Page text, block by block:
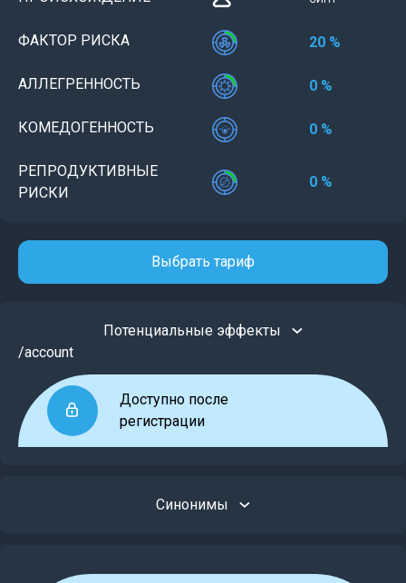
ФАКТОР РИСКА 20 %
АЛЛЕГРЕННОСТЬ 0 %
КОМЕДОГЕННОСТЬ 0 %
РЕПРОДУКТИВНЫЕ
РИСКИ
0 %
Выбрать тариф
Потенциальные эффекты
/account
Доступно после
регистрации
Синонимы